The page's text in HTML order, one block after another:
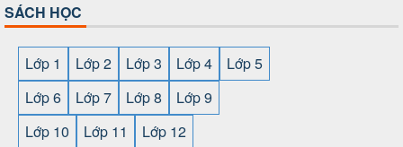
SÁCH HỌC
Lớp 1 Lớp 2 Lớp 3 Lớp 4
Lớp 5
Lớp 6
Lớp 7 Lớp 8
Lớp 9
Lớp 10
Lớp 11
Lớp 12